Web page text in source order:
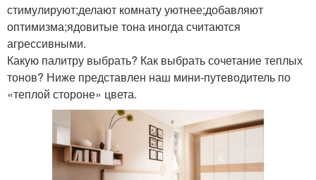
стимулируют;делают комнату уютнее;добавляют
оптимизма;ядовитые тона иногда считаются
агрессивными.
Какую палитру выбрать? Как выбрать сочетание теплых
тонов? Ниже представлен наш мини-путеводитель по
«теплой стороне» цвета.